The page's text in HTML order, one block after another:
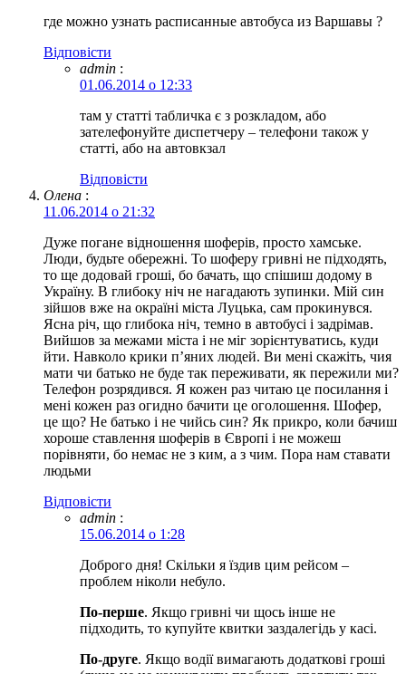
где можно узнать расписанные автобуса из Варшавы ?
Відповіcти
admin :
01.06.2014 о 12:33
там у статті табличка є з розкладом, або
зателефонуйте диспетчеру – телефони також у
статті, або на автовкзал
Відповіcти
Олена :
11.06.2014 о 21:32
Дуже погане відношення шоферів, просто хамське.
Люди, будьте обережні. То шоферу гривні не підходять,
то ще додовай гроші, бо бачать, що спішиш додому в
Україну. В глибоку ніч не нагадають зупинки. Мій син
зійшов вже на окраїні міста Луцька, сам прокинувся.
Ясна річ, що глибока ніч, темно в автобусі і задрімав.
Вийшов за межами міста і не міг зорієнтуватись, куди
йти. Навколо крики п’яних людей. Ви мені скажіть, чия
мати чи батько не буде так переживати, як пережили ми?
Телефон розрядився. Я кожен раз читаю це посилання і
мені кожен раз огидно бачити це оголошення. Шофер,
це що? Не батько і не чийсь син? Як прикро, коли бачиш
хороше ставлення шоферів в Європі і не можеш
порівняти, бо немає не з ким, а з чим. Пора нам ставати
людьми
Відповіcти
admin :
15.06.2014 о 1:28
Доброго дня! Скільки я їздив цим рейсом –
проблем ніколи небуло.
По-перше. Якщо гривні чи щось інше не
підходить, то купуйте квитки заздалегідь у касі.
По-друге. Якщо водії вимагають додаткові гроші